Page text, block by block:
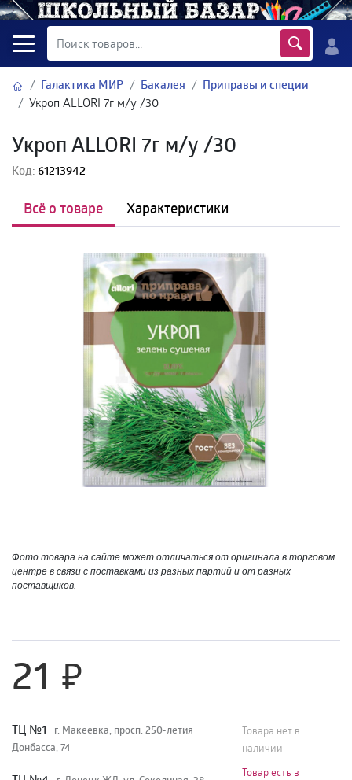
Галактика МИР Бакалея Приправы и специи
Укроп ALLORI 7г м/у /30
Укроп ALLORI 7г м/у /30
Код: 61213942
Всё о товаре Характеристики
Фото товара на сайте может отличаться от оригинала в торговом
центре в связи с поставками из разных партий и от разных
поставщиков.
21
TЦ №1
г. Макеевка, просп. 250-летия
Донбасса, 74
Товара нет в
наличии
Товар есть в